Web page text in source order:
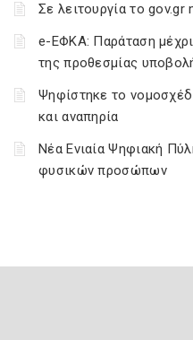
Σε λειτουργία το gov.gr
e-ΕΦΚΑ: Παράταση
της προθεσμίας
Ψηφίστηκε το
και αναπηρία
Νέα Ενιαία Ψηφιακή
φυσικών προσώπων